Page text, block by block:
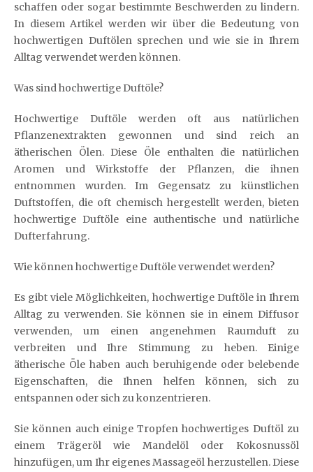
schaffen oder sogar bestimmte Beschwerden zu lindern.
In diesem Artikel werden wir über die Bedeutung von
hochwertigen Duftölen sprechen und wie sie in Ihrem
Alltag verwendet werden können.
Was sind hochwertige Duftöle?
Hochwertige Duftöle werden oft aus natürlichen
Pflanzenextrakten gewonnen und sind reich an
ätherischen Ölen. Diese Öle enthalten die natürlichen
Aromen und Wirkstoffe der Pflanzen, die ihnen
entnommen wurden. Im Gegensatz zu künstlichen
Duftstoffen, die oft chemisch hergestellt werden, bieten
hochwertige Duftöle eine authentische und natürliche
Dufterfahrung.
Wie können hochwertige Duftöle verwendet werden?
Es gibt viele Möglichkeiten, hochwertige Duftöle in Ihrem
Alltag zu verwenden. Sie können sie in einem Diffusor
verwenden, um einen angenehmen Raumduft zu
verbreiten und Ihre Stimmung zu heben. Einige
ätherische Öle haben auch beruhigende oder belebende
Eigenschaften, die Ihnen helfen können, sich zu
entspannen oder sich zu konzentrieren.
Sie können auch einige Tropfen hochwertiges Duftöl zu
einem Trägeröl wie Mandelöl oder Kokosnussöl
hinzufügen, um Ihr eigenes Massageöl herzustellen. Diese